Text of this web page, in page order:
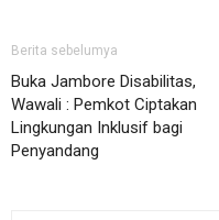
Berita sebelumya
Buka Jambore Disabilitas,
Wawali : Pemkot Ciptakan
Lingkungan Inklusif bagi
Penyandang